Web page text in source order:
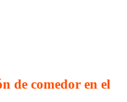
de comedor en el